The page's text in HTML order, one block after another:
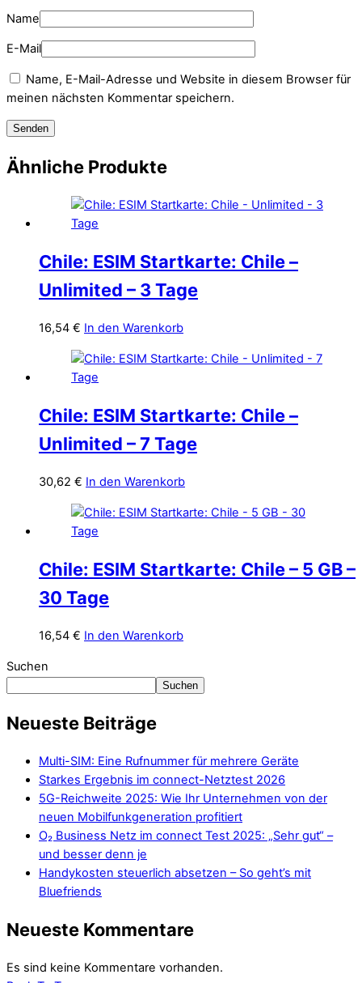
Name
E-Mail
Name, E-Mail-Adresse und Website in diesem Browser für
meinen nächsten Kommentar speichern.
Ähnliche Produkte
Chile: ESIM Startkarte: Chile –
Unlimited – 3 Tage
16,54 € In den Warenkorb
Chile: ESIM Startkarte: Chile –
Unlimited – 7 Tage
30,62 € In den Warenkorb
Chile: ESIM Startkarte: Chile – 5 GB –
30 Tage
16,54 € In den Warenkorb
Suchen
Suchen
Neueste Beiträge
Multi-SIM: Eine Rufnummer für mehrere Geräte
Starkes Ergebnis im connect-Netztest 2026
5G-Reichweite 2025: Wie Ihr Unternehmen von der
neuen Mobilfunkgeneration profitiert
O₂ Business Netz im connect Test 2025: „Sehr gut“ –
und besser denn je
Handykosten steuerlich absetzen – So geht’s mit
Bluefriends
Neueste Kommentare
Es sind keine Kommentare vorhanden.